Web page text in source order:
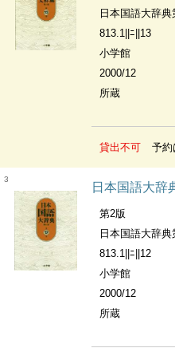
日本国語大辞典
813.1||ﾆ||13
小学館
2000/12
所蔵
貸出不可 予約
3
日本国語大辞
第2版
日本国語大辞典
813.1||ﾆ||12
小学館
2000/12
所蔵